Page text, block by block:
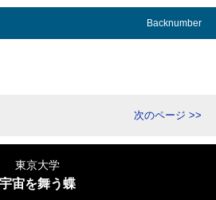
Backnumber
次のページ >>
東京大学
宇宙を舞う蝶